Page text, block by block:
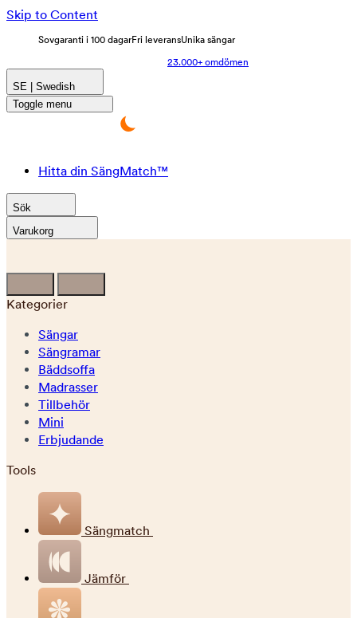
Skip to Content
Sovgaranti i 100 dagarFri leveransUnika sängar
23.000+ omdömen
SE | Swedish
Toggle menu
Hitta din SängMatch™
Sök
Varukorg
Kategorier
Sängar
Sängramar
Bäddsoffa
Madrasser
Tillbehör
Mini
Erbjudande
Tools
Sängmatch
Jämför